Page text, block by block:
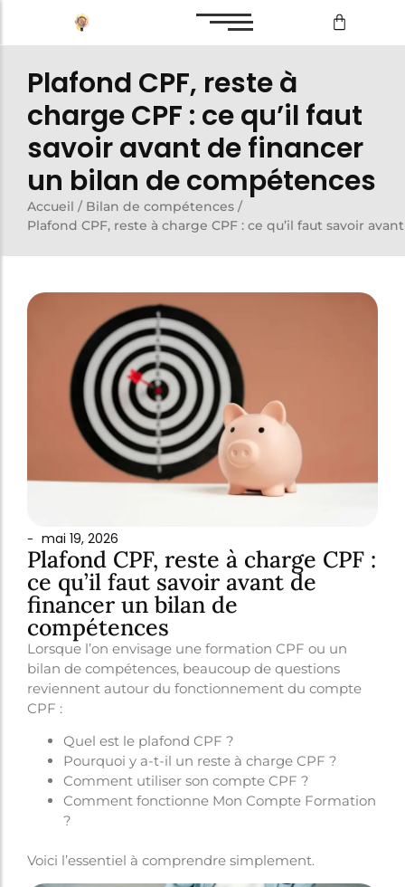
Bilan de compétences
Reconversion professionnelle
Bilan de compétences
Reconversion professionnelle
Plafond CPF, reste à
charge CPF : ce qu’il faut
savoir avant de financer
un bilan de compétences
Accueil / Bilan de compétences /
Plafond CPF, reste à charge CPF : ce qu’il faut savoir
- mai 19, 2026
Plafond CPF, reste à charge CPF :
ce qu’il faut savoir avant de
financer un bilan de
compétences
Lorsque l’on envisage une formation CPF ou un
bilan de compétences, beaucoup de questions
reviennent autour du fonctionnement du compte
CPF :
Quel est le plafond CPF ?
Pourquoi y a-t-il un reste à charge CPF ?
Comment utiliser son compte CPF ?
Comment fonctionne Mon Compte Formation
?
Voici l’essentiel à comprendre simplement.